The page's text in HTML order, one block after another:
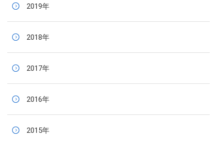
2019年
2018年
2017年
2016年
2015年